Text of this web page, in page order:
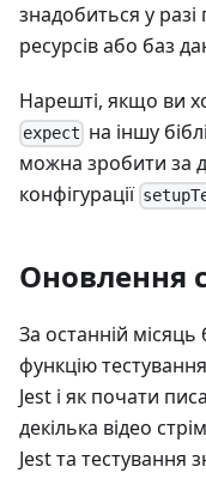
знадобиться у
ресурсів або баз
Нарешті, якщо ви
expect на іншу
можна зробити за
конфігурації
Оновлення
За останній
функцію
Jest і як почати
декілька відео
Jest та тестування